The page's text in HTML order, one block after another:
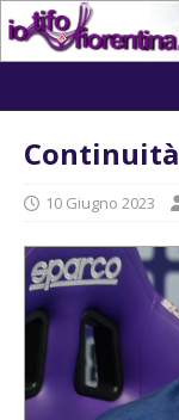
Continuità
10 Giugno 2023